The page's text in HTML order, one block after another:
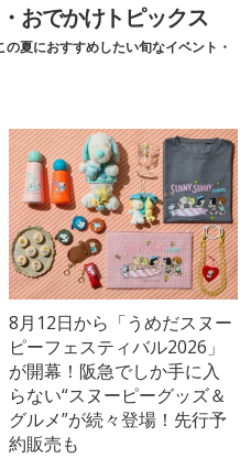
おでかけトピックス
夏におすすめしたい旬なイベント・
8月12日から「うめだスヌー
ピーフェスティバル2026」
が開幕！阪急でしか手に入
らない“スヌーピーグッズ＆
グルメ”が続々登場！先行予
約販売も